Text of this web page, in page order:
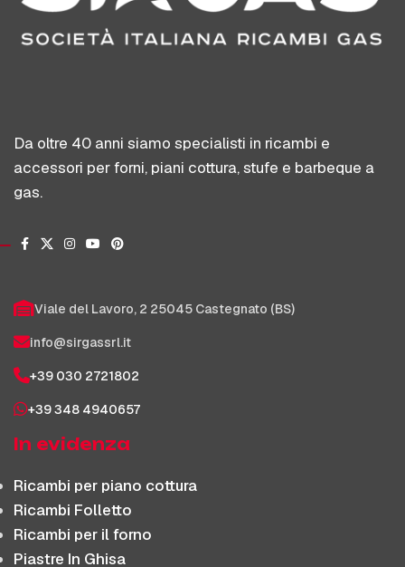
Da oltre 40 anni siamo specialisti in ricambi e
accessori per forni, piani cottura, stufe e barbeque a
gas.
Viale del Lavoro, 2 25045 Castegnato (BS)
info@sirgassrl.it
+39 030 2721802
+39 348 4940657
In evidenza
Ricambi per piano cottura
Ricambi Folletto
Ricambi per il forno
Piastre In Ghisa